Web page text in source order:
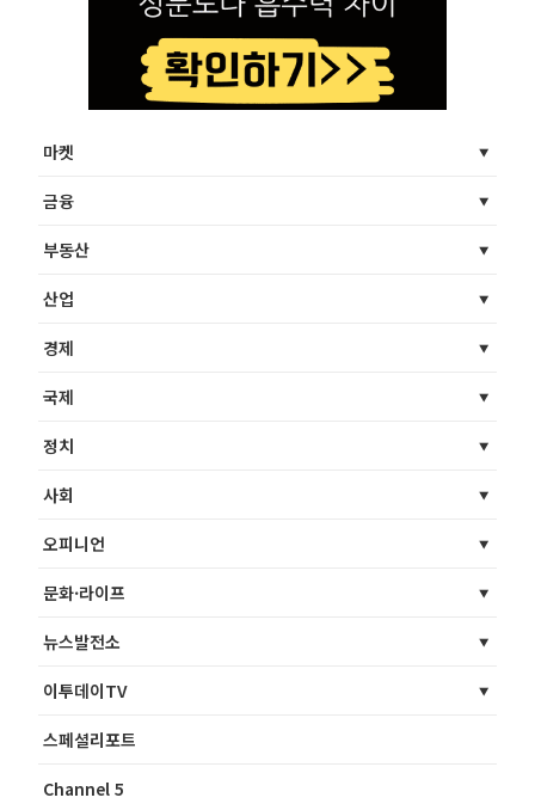
마켓
금융
부동산
산업
경제
국제
정치
사회
오피니언
문화·라이프
뉴스발전소
이투데이TV
스페셜리포트
Channel 5